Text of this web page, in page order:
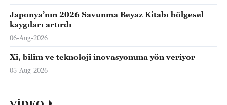
Japonya’nın 2026 Savunma Beyaz Kitabı bölgesel
kaygıları artırdı
06-Aug-2026
Xi, bilim ve teknoloji inovasyonuna yön veriyor
05-Aug-2026